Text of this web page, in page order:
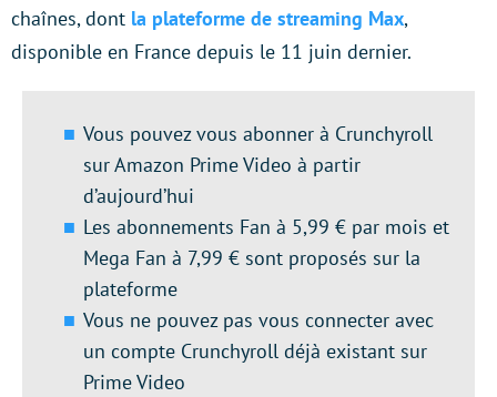
chaînes, dont la plateforme de streaming Max,
disponible en France depuis le 11 juin dernier.
Vous pouvez vous abonner à Crunchyroll
sur Amazon Prime Video à partir
d’aujourd’hui
Les abonnements Fan à 5,99 € par mois et
Mega Fan à 7,99 € sont proposés sur la
plateforme
Vous ne pouvez pas vous connecter avec
un compte Crunchyroll déjà existant sur
Prime Video